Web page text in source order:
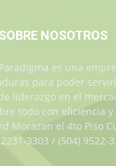
SOBRE NOSOTROS
es una
para poder
liderazgo en el
todo con eficiencia y
Morazan el 4to Piso
3303 / (504) 9522-